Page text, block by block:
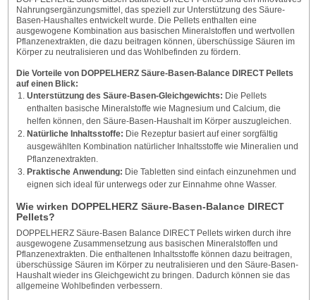
Nahrungsergänzungsmittel, das speziell zur Unterstützung des Säure-
Basen-Haushaltes entwickelt wurde. Die Pellets enthalten eine
ausgewogene Kombination aus basischen Mineralstoffen und wertvollen
Pflanzenextrakten, die dazu beitragen können, überschüssige Säuren im
Körper zu neutralisieren und das Wohlbefinden zu fördern.
Die Vorteile von DOPPELHERZ Säure-Basen-Balance DIRECT Pellets
auf einen Blick:
Unterstützung des Säure-Basen-Gleichgewichts: Die Pellets
enthalten basische Mineralstoffe wie Magnesium und Calcium, die
helfen können, den Säure-Basen-Haushalt im Körper auszugleichen.
Natürliche Inhaltsstoffe: Die Rezeptur basiert auf einer sorgfältig
ausgewählten Kombination natürlicher Inhaltsstoffe wie Mineralien und
Pflanzenextrakten.
Praktische Anwendung: Die Tabletten sind einfach einzunehmen und
eignen sich ideal für unterwegs oder zur Einnahme ohne Wasser.
Wie wirken DOPPELHERZ Säure-Basen-Balance DIRECT
Pellets?
DOPPELHERZ Säure-Basen Balance DIRECT Pellets wirken durch ihre
ausgewogene Zusammensetzung aus basischen Mineralstoffen und
Pflanzenextrakten. Die enthaltenen Inhaltsstoffe können dazu beitragen,
überschüssige Säuren im Körper zu neutralisieren und den Säure-Basen-
Haushalt wieder ins Gleichgewicht zu bringen. Dadurch können sie das
allgemeine Wohlbefinden verbessern.